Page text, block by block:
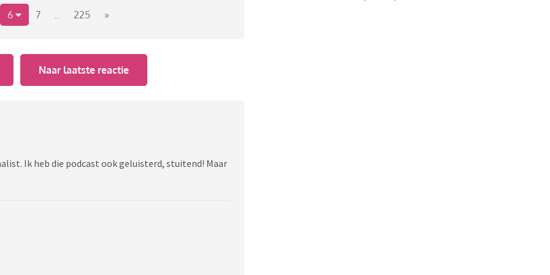
het Coronadashboard slechts een keer per week
opgeheven. Vanaf 1 juni 2024
voor 60-plussers, mensen die jaarlijks
catastrofe.
van de wereldbevolking)
overleden er 50.000 mensen aan het longvirus.
om de pandemie te herdenken:
6 7 .. 225 »
Naar laatste reactie
Ik heb die podcast ook geluisterd, stuitend! Maar